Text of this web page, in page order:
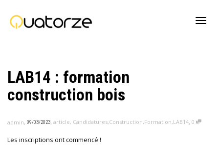
LAB14 : formation
construction bois
admin, 09/03/2023, article, Candidatures,Construction,Formation,LAB14, 0
Les inscriptions ont commencé !